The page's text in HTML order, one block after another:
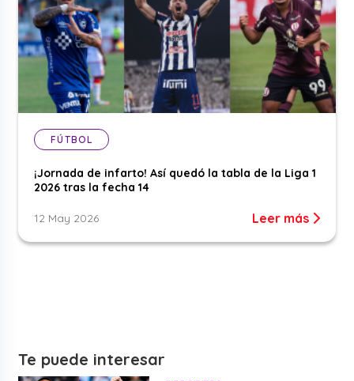
FÚTBOL
¡Jornada de infarto! Así quedó la tabla de la Liga 1
2026 tras la fecha 14
12 May 2026 Leer más
Te puede interesar